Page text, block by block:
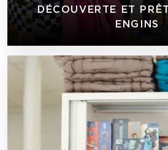
DÉCOUVERTE ET
ENGINS